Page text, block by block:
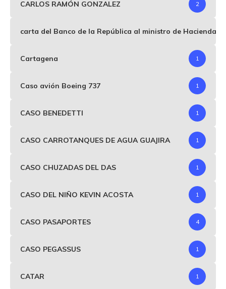
CARLOS RAMÓN GONZALEZ 2
carta del Banco de la República al ministro de Hacienda
Cartagena 1
Caso avión Boeing 737 1
CASO BENEDETTI 1
CASO CARROTANQUES DE AGUA GUAJIRA 1
CASO CHUZADAS DEL DAS 1
CASO DEL NIÑO KEVIN ACOSTA 1
CASO PASAPORTES 4
CASO PEGASSUS 1
CATAR 1